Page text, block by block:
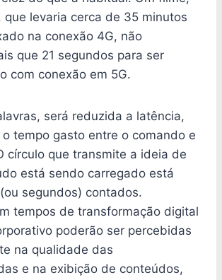
que levaria cerca de 35 minutos
na conexão 4G, não
que 21 segundos para ser
com conexão em 5G.
será reduzida a latência,
tempo gasto entre o comando e
círculo que transmite a ideia de
está sendo carregado está
segundos) contados.
tempos de transformação digital
poderão ser percebidas
na qualidade das
e na exibição de conteúdos,